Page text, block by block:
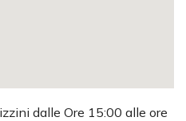
dalle Ore 15:00 alle ore